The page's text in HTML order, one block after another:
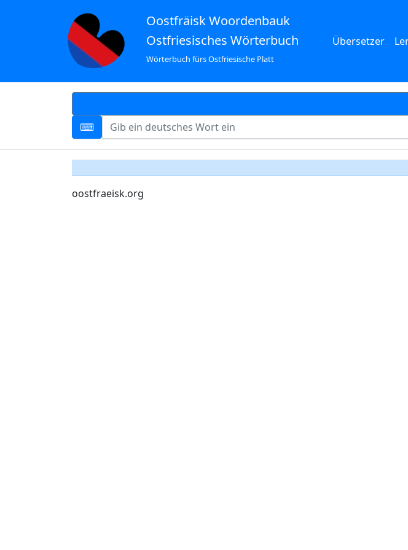
Oostfräisk Woordenbauk
Ostfriesisches Wörterbuch
Wörterbuch fürs Ostfriesische Platt
Übersetzer
oostfraeisk.org